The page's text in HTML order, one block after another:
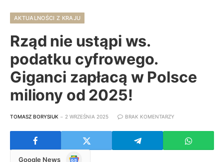
AKTUALNOŚCI Z KRAJU
Rząd nie ustąpi ws.
podatku cyfrowego.
Giganci zapłacą w Polsce
miliony od 2025!
TOMASZ BORYSIUK 2 WRZEŚNIA 2025 BRAK KOMENTARZY
Google News Google